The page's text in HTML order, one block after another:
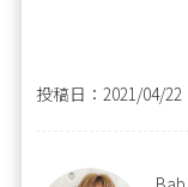
投稿日：2021/04/22